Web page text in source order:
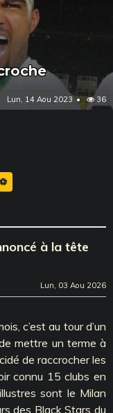
Lun, 14 Aou 2023 36
à la tête
Lun, 03 Aou 2026
c’est au tour d’un
mettre un terme à
de raccrocher les
connu 15 clubs en
sont le Milan
des Black Stars du